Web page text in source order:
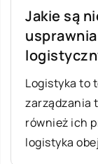
Jakie są
Logistyka to
zarządzania
również ich
logistyka